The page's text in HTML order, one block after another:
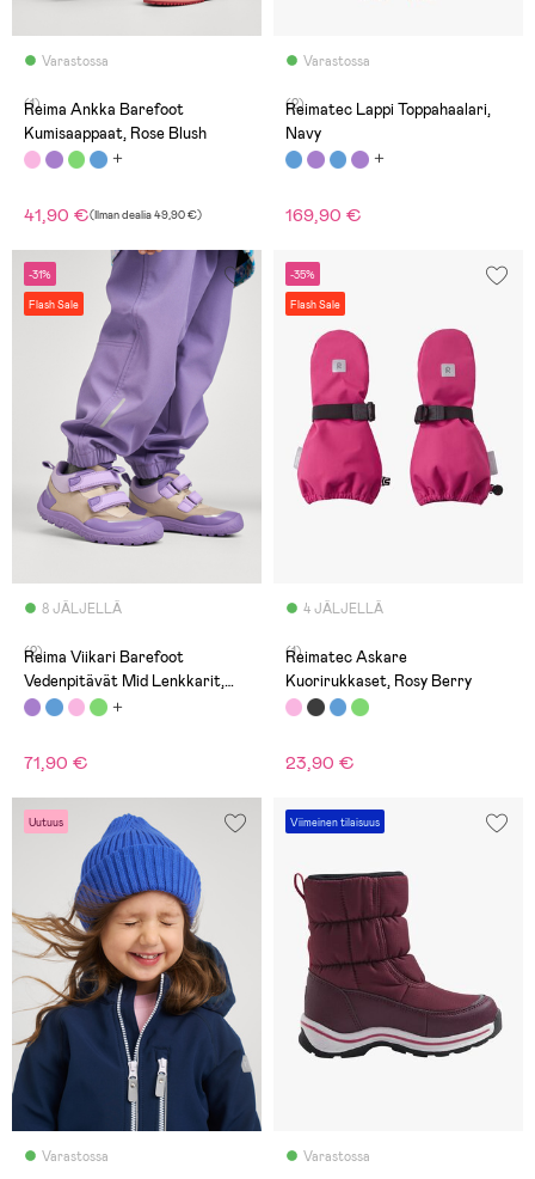
Varastossa
(1)
Reima Ankka Barefoot
Kumisaappaat, Rose Blush
41,90 €(Ilman dealia49,90 €)
Varastossa
(2)
Reimatec Lappi Toppahaalari,
Navy
169,90 €
-31%
Flash Sale
8 JÄLJELLÄ
(2)
Reima Viikari Barefoot
Vedenpitävät Mid Lenkkarit,
Earthy Beige
71,90 €
-35%
Flash Sale
4 JÄLJELLÄ
(1)
Reimatec Askare
Kuorirukkaset, Rosy Berry
23,90 €
Uutuus
Varastossa
Viimeinen tilaisuus
Varastossa